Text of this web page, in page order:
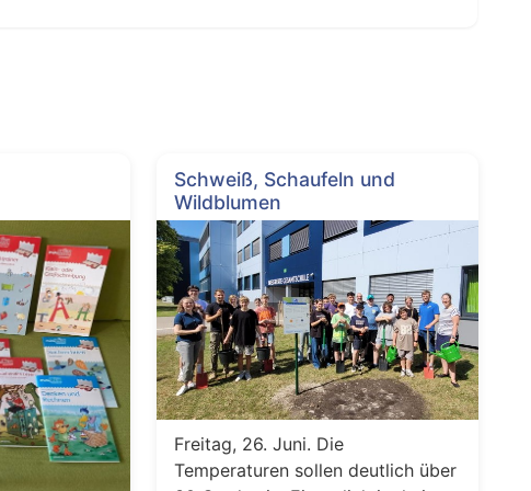
Schweiß, Schaufeln und
Wildblumen
Freitag, 26. Juni. Die
Temperaturen sollen deutlich über